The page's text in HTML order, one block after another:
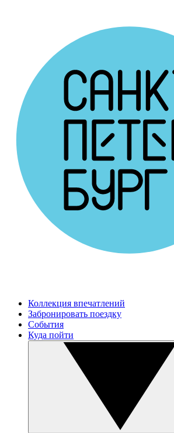
Коллекция впечатлений
Забронировать поездку
События
Куда пойти